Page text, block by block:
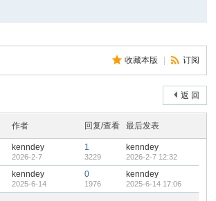
收藏本版 订阅
返 回
作者 回复/查看 最后发表
kenndey
2026-2-7
1
3229
kenndey
2026-2-7 12:32
kenndey
2025-6-14
0
1976
kenndey
2025-6-14 17:06